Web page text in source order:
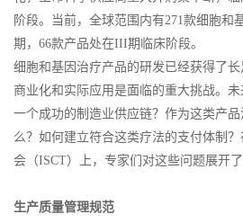
阶段。当前，全球范围内有271款细胞和
期，66款产品处在III期临床阶段。
细胞和基因治疗产品的研发已经获得了
商业化和实际应用是面临的重大挑战。
一个成功的制造业供应链？作为这类产
么？如何建立符合这类疗法的支付体制
会（ISCT）上，专家们对这些问题展开了
生产质量管理规范